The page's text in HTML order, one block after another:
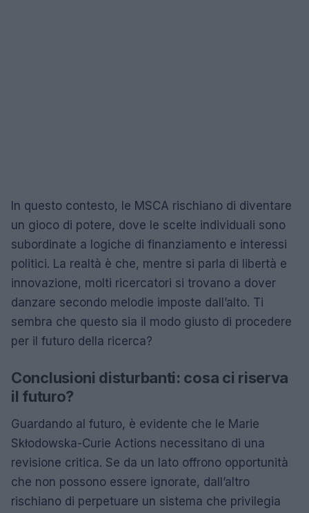
In questo contesto, le MSCA rischiano di diventare
un gioco di potere, dove le scelte individuali sono
subordinate a logiche di finanziamento e interessi
politici. La realtà è che, mentre si parla di libertà e
innovazione, molti ricercatori si trovano a dover
danzare secondo melodie imposte dall’alto. Ti
sembra che questo sia il modo giusto di procedere
per il futuro della ricerca?
Conclusioni disturbanti: cosa ci riserva
il futuro?
Guardando al futuro, è evidente che le Marie
Skłodowska-Curie Actions necessitano di una
revisione critica. Se da un lato offrono opportunità
che non possono essere ignorate, dall’altro
rischiano di perpetuare un sistema che privilegia